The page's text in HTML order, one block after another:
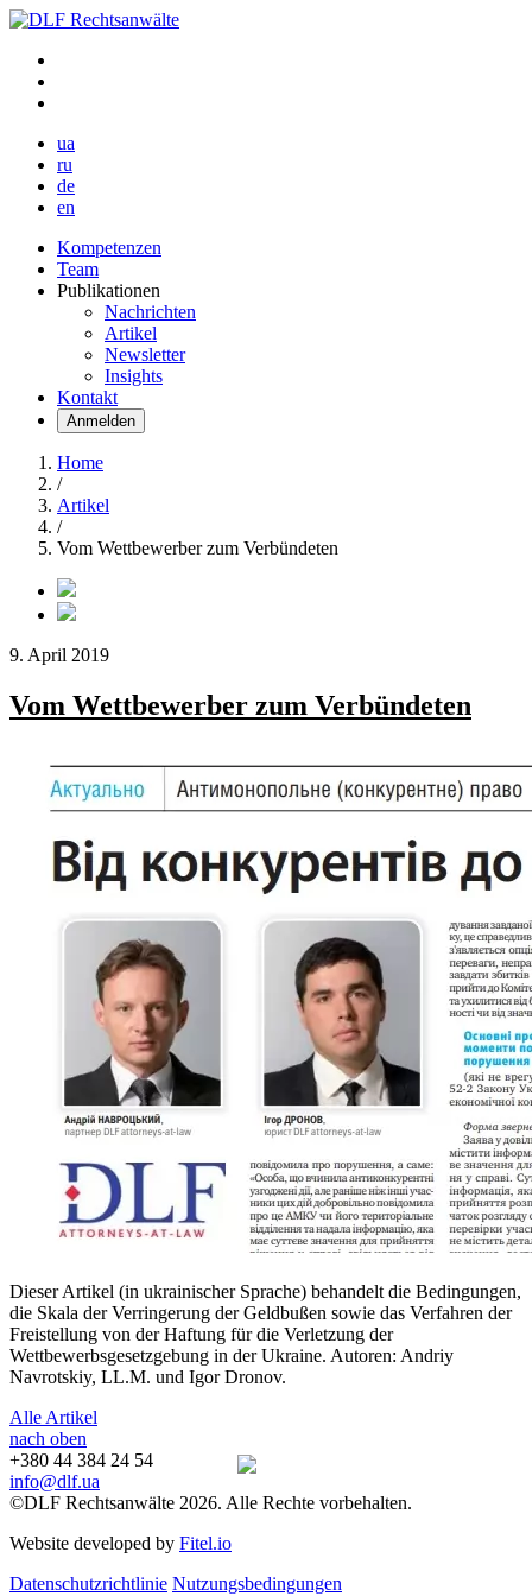
ua
ru
de
en
Kompetenzen
Team
Publikationen
Nachrichten
Artikel
Newsletter
Insights
Kontakt
Anmelden
Home
/
Artikel
/
Vom Wettbewerber zum Verbündeten
9. April 2019
Vom Wettbewerber zum Verbündeten
Dieser Artikel (in ukrainischer Sprache) behandelt die Bedingungen,
die Skala der Verringerung der Geldbußen sowie das Verfahren der
Freistellung von der Haftung für die Verletzung der
Wettbewerbsgesetzgebung in der Ukraine. Autoren: Andriy
Navrotskiy, LL.M. und Igor Dronov.
Alle Artikel
nach oben
+380 44 384 24 54
info@dlf.ua
©DLF Rechtsanwälte 2026. Alle Rechte vorbehalten.
Website developed by Fitel.io
Datenschutzrichtlinie Nutzungsbedingungen